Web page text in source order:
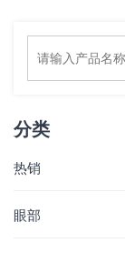
分类
热销
眼部